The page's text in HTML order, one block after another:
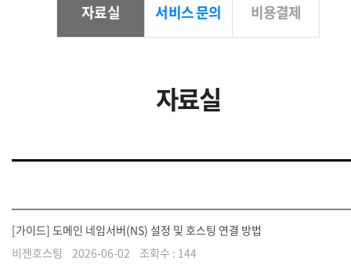
자료실 서비스 문의 비용결제
자료실
[가이드] 도메인 네임서버(NS) 설정 및 호스팅 연결 방법
비젠호스팅
2026-06-02 조회수 : 144